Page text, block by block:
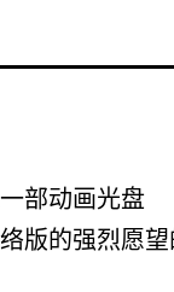
部动画光盘
版的强烈愿